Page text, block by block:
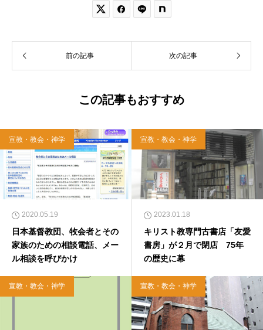
 
前の記事 次の記事
この記事もおすすめ
宣教・教会・神学
2020.05.19
日本基督教団、牧会者とその
家族のための相談電話、メー
ル相談を呼びかけ
宣教・教会・神学
2023.01.18
キリスト教専門古書店「友愛
書房」が２月で閉店 75年
の歴史に幕
宣教・教会・神学 宣教・教会・神学